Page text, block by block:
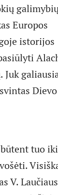
Europos
istorijos
Juk
Dievo
tuo iki
V. Laučiaus